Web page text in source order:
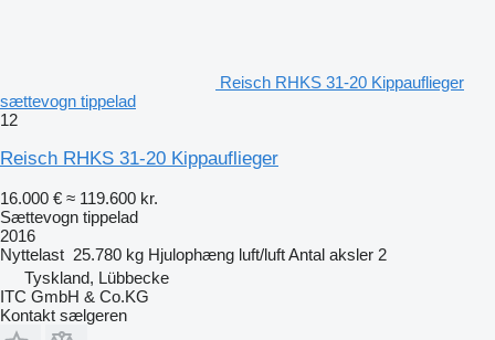
Reisch RHKS 31-20 Kippauflieger
sættevogn tippelad
12
Reisch RHKS 31-20 Kippauflieger
16.000 € ≈ 119.600 kr.
Sættevogn tippelad
2016
Nyttelast 25.780 kg Hjulophæng luft/luftAntal aksler 2
Tyskland, Lübbecke
ITC GmbH & Co.KG
Kontakt sælgeren